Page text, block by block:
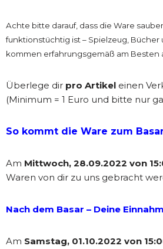
Achte bitte darauf, dass die Ware
funktionstüchtig ist – Spielzeug, Bücher
kommen erfahrungsgemäß am Besten
Überlege dir pro Artikel einen
(Minimum = 1 Euro und bitte nur
So kommt die Ware zum
Am Mittwoch, 28.09.2022 von
Waren von dir zu uns gebracht
Nach dem Basar – Deine
Am Samstag, 01.10.2022 von